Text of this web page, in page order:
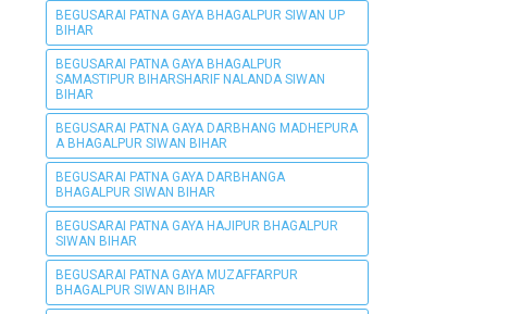
BEGUSARAI PATNA GAYA BHAGALPUR SIWAN UP
BIHAR
BEGUSARAI PATNA GAYA BHAGALPUR
SAMASTIPUR BIHARSHARIF NALANDA SIWAN
BIHAR
BEGUSARAI PATNA GAYA DARBHANG MADHEPURA
A BHAGALPUR SIWAN BIHAR
BEGUSARAI PATNA GAYA DARBHANGA
BHAGALPUR SIWAN BIHAR
BEGUSARAI PATNA GAYA HAJIPUR BHAGALPUR
SIWAN BIHAR
BEGUSARAI PATNA GAYA MUZAFFARPUR
BHAGALPUR SIWAN BIHAR